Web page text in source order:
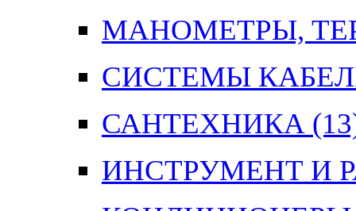
МАНОМЕТРЫ,
СИСТЕМЫ
САНТЕХНИКА
ИНСТРУМЕНТ И